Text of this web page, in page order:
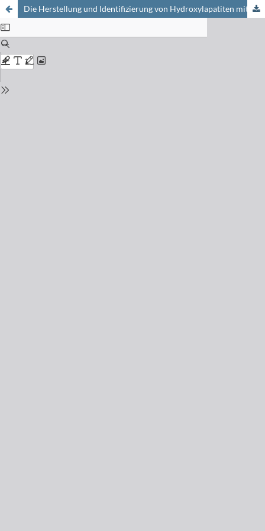
Die Herstellung und Identifizierung von Hydroxylapatiten mit ähnlichen Dimensionen wie diejenigen des Knochens